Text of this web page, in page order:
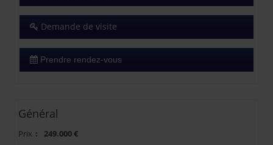
Demande de visite
Prendre rendez-vous
Général
Prix :
249.000 €